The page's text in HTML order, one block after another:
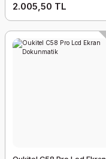
2.005,50 TL